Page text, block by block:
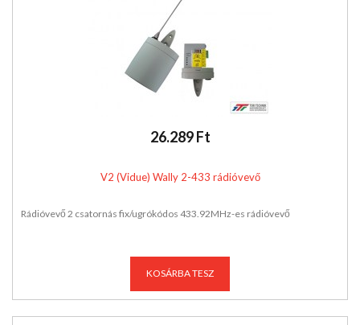
26.289 Ft
V2 (Vidue) Wally 2-433 rádióvevő
Rádióvevő 2 csatornás fix/ugrókódos 433.92MHz-es rádióvevő
KOSÁRBA TESZ